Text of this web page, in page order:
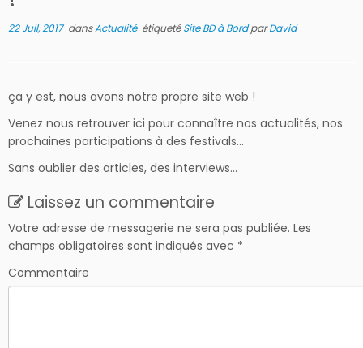
22 Juil, 2017dansActualité étiquetéSite BD à BordparDavid
ça y est, nous avons notre propre site web !
Venez nous retrouver ici pour connaître nos actualités, nos
prochaines participations à des festivals…
Sans oublier des articles, des interviews…
Laissez un commentaire
Votre adresse de messagerie ne sera pas publiée. Les
champs obligatoires sont indiqués avec *
Commentaire